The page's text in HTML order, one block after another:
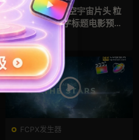
FCPX插件：太空宇宙片头 粒
子大气震撼文字标题电影预告
片开场模板 Space Cinematic
Titles
2021-06-16
FCPX发生器